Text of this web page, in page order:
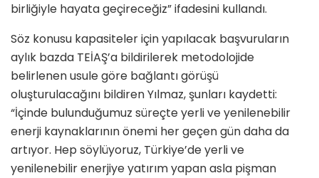
birliğiyle hayata geçireceğiz” ifadesini kullandı.
Söz konusu kapasiteler için yapılacak başvuruların
aylık bazda TEİAŞ’a bildirilerek metodolojide
belirlenen usule göre bağlantı görüşü
oluşturulacağını bildiren Yılmaz, şunları kaydetti:
“İçinde bulunduğumuz süreçte yerli ve yenilenebilir
enerji kaynaklarının önemi her geçen gün daha da
artıyor. Hep söylüyoruz, Türkiye’de yerli ve
yenilenebilir enerjiye yatırım yapan asla pişman